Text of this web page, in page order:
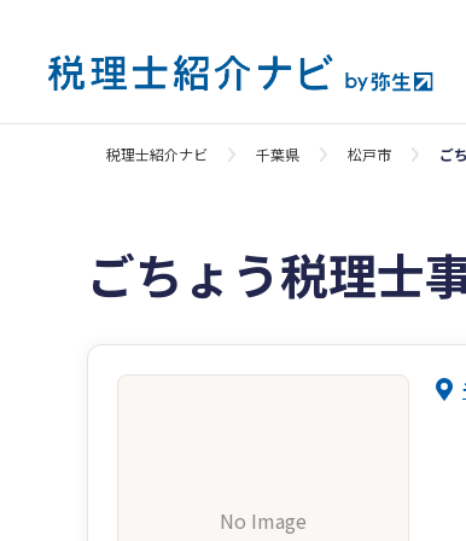
税理士紹介ナビ 千葉県 松戸市 ご
ごちょう税理士
No Image